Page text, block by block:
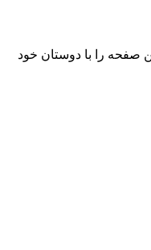
صفحه را با دوستان خود